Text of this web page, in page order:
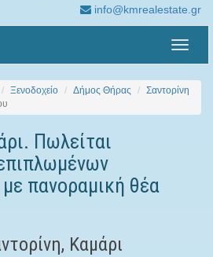
info@kmrealestate.gr
Toggle
Ξενοδοχείο Δήμος Θήρας
Σαντορίνη
Πωλείται
πανοραμική θέα
Καμάρι